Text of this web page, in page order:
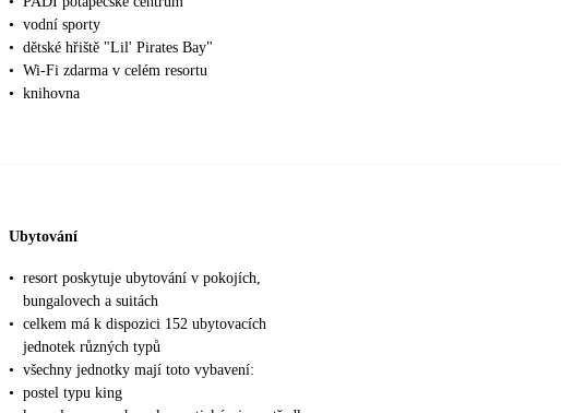
• vodní sporty
• dětské hřiště "Lil' Pirates Bay"
• Wi-Fi zdarma v celém resortu
• knihovna
Ubytování
• resort poskytuje ubytování v pokojích,
bungalovech a suitách
• celkem má k dispozici 152 ubytovacích
jednotek různých typů
• všechny jednotky mají toto vybavení:
• postel typu king